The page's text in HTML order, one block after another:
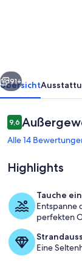
Charger,
Near
Coachella
&
Garden
Weiter
91+
Übersicht
Bewertungen
9,69,6 von 10.
Alle 14
Highlights
Tauche
Entspanne
perfekten
Eine